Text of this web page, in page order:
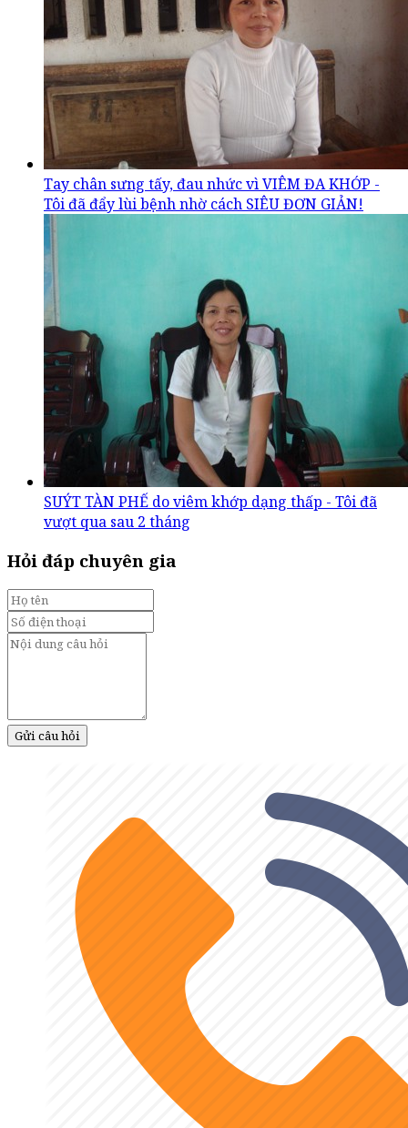
Tay chân sưng tấy, đau nhức vì VIÊM ĐA KHỚP -
Tôi đã đẩy lùi bệnh nhờ cách SIÊU ĐƠN GIẢN!
SUÝT TÀN PHẾ do viêm khớp dạng thấp - Tôi đã
vượt qua sau 2 tháng
Hỏi đáp chuyên gia
Gửi câu hỏi